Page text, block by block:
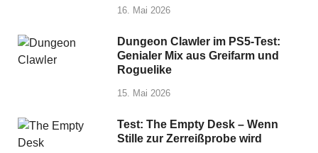
16. Mai 2026
Dungeon Clawler im PS5-Test:
Genialer Mix aus Greifarm und
Roguelike
15. Mai 2026
Test: The Empty Desk – Wenn
Stille zur Zerreißprobe wird